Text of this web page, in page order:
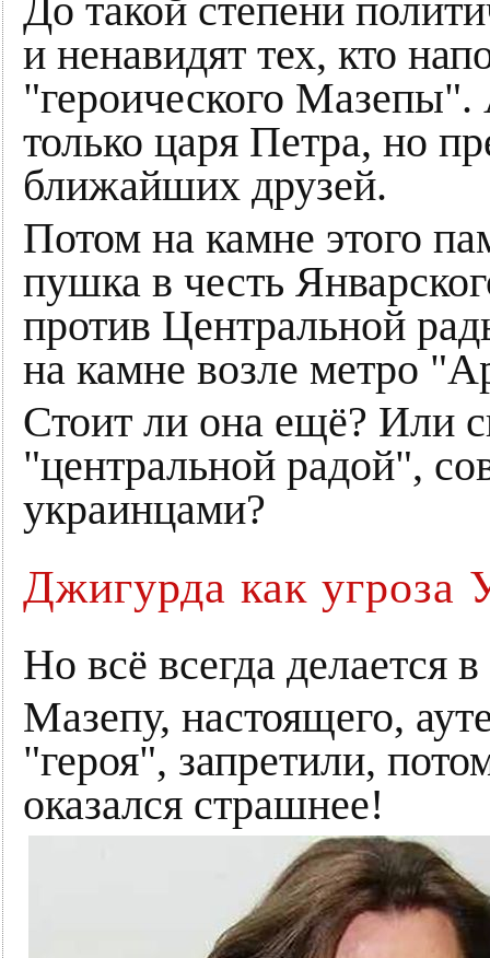
До такой степени
и ненавидят тех, кто
"героического
только царя Петра, но
ближайших друзей.
Потом на камне этого
пушка в честь
против Центральной
на камне возле метро
Стоит ли она ещё? Или
"центральной радой",
украинцами?
Джигурда как угроза
Но всё всегда делается
Мазепу, настоящего,
"героя", запретили,
оказался страшнее!